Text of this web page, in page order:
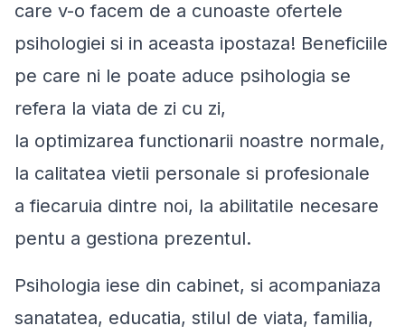
care v-o facem de a cunoaste ofertele
psihologiei si in aceasta ipostaza! Beneficiile
pe care ni le poate aduce psihologia se
refera la viata de zi cu zi,
la optimizareafunctionarii noastre normale,
la calitatea vietii personale si profesionale
afiecaruia dintre noi, la abilitatile necesare
pentu a gestiona prezentul.
Psihologia iese din cabinet, si acompaniaza
sanatatea, educatia, stilul de viata, familia,